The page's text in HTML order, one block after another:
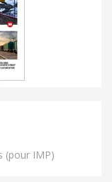
(pour IMP)